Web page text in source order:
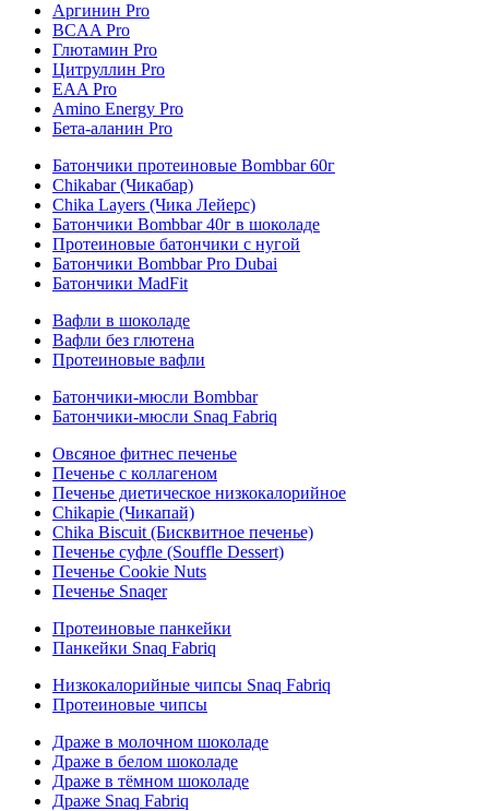
Аргинин Pro
BCAA Pro
Глютамин Pro
Цитруллин Pro
EAA Pro
Amino Energy Pro
Бета-аланин Pro
Батончики протеиновые Bombbar 60г
Chikabar (Чикабар)
Chika Layers (Чика Лейерс)
Батончики Bombbar 40г в шоколаде
Протеиновые батончики с нугой
Батончики Bombbar Pro Dubai
Батончики MadFit
Вафли в шоколаде
Вафли без глютена
Протеиновые вафли
Батончики-мюсли Bombbar
Батончики-мюсли Snaq Fabriq
Овсяное фитнес печенье
Печенье с коллагеном
Печенье диетическое низкокалорийное
Chikapie (Чикапай)
Chika Biscuit (Бисквитное печенье)
Печенье суфле (Souffle Dessert)
Печенье Cookie Nuts
Печенье Snaqer
Протеиновые панкейки
Панкейки Snaq Fabriq
Низкокалорийные чипсы Snaq Fabriq
Протеиновые чипсы
Драже в молочном шоколаде
Драже в белом шоколаде
Драже в тёмном шоколаде
Драже Snaq Fabriq